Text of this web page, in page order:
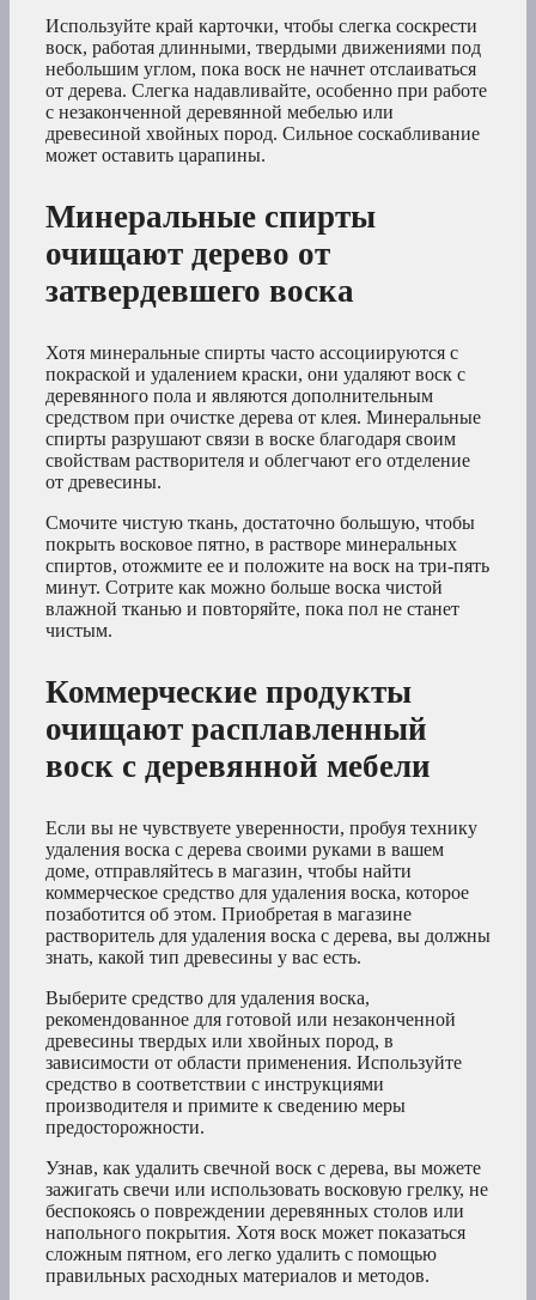
Используйте край карточки, чтобы слегка соскрести
воск, работая длинными, твердыми движениями под
небольшим углом, пока воск не начнет отслаиваться
от дерева. Слегка надавливайте, особенно при работе
с незаконченной деревянной мебелью или
древесиной хвойных пород. Сильное соскабливание
может оставить царапины.
Минеральные спирты
очищают дерево от
затвердевшего воска
Хотя минеральные спирты часто ассоциируются с
покраской и удалением краски, они удаляют воск с
деревянного пола и являются дополнительным
средством при очистке дерева от клея. Минеральные
спирты разрушают связи в воске благодаря своим
свойствам растворителя и облегчают его отделение
от древесины.
Смочите чистую ткань, достаточно большую, чтобы
покрыть восковое пятно, в растворе минеральных
спиртов, отожмите ее и положите на воск на три-пять
минут. Сотрите как можно больше воска чистой
влажной тканью и повторяйте, пока пол не станет
чистым.
Коммерческие продукты
очищают расплавленный
воск с деревянной мебели
Если вы не чувствуете уверенности, пробуя технику
удаления воска с дерева своими руками в вашем
доме, отправляйтесь в магазин, чтобы найти
коммерческое средство для удаления воска, которое
позаботится об этом. Приобретая в магазине
растворитель для удаления воска с дерева, вы должны
знать, какой тип древесины у вас есть.
Выберите средство для удаления воска,
рекомендованное для готовой или незаконченной
древесины твердых или хвойных пород, в
зависимости от области применения. Используйте
средство в соответствии с инструкциями
производителя и примите к сведению меры
предосторожности.
Узнав, как удалить свечной воск с дерева, вы можете
зажигать свечи или использовать восковую грелку, не
беспокоясь о повреждении деревянных столов или
напольного покрытия. Хотя воск может показаться
сложным пятном, его легко удалить с помощью
правильных расходных материалов и методов.